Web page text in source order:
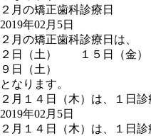
２月の矯正歯科診療日
2019年02月5日
２月の矯正歯科診療日は、
２日（土） １５日（
９日（土）
となります。
２月１４日（木）は、１日診
2019年02月5日
２月１４日（木）は、１日診